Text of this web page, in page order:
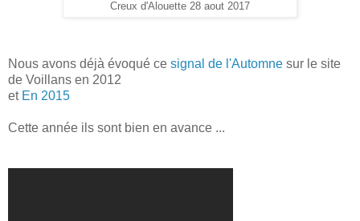
Creux d'Alouette 28 aout 2017
Nous avons déjà évoqué ce signal de l'Automne sur le site
de Voillans en 2012
et En 2015
Cette année ils sont bien en avance ...